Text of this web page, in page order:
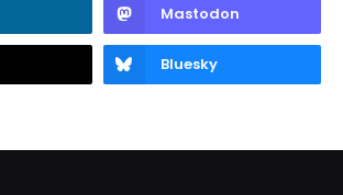
Mastodon
Bluesky